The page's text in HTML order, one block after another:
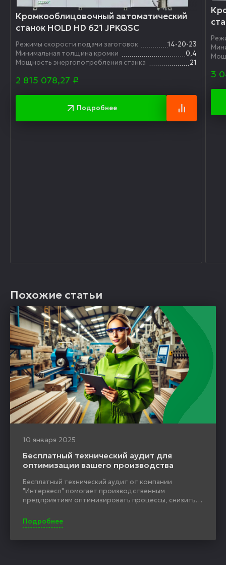
Кромкооблицовочный автоматический
станок HOLD HD 621 JPKQSC
Режимы скорости подачи заготовок
14-20-23
Минимальная толщина кромки
0,4
Мощность энергопотребления станка
21
2 815 078,27 ₽
Подробнее
3
Похожие статьи
10 января 2025
Бесплатный технический аудит для
оптимизации вашего производства
Бесплатный технический аудит от компании
"Интервесп" помогает производственным
предприятиям оптимизировать процессы, снизить
Эксперты анализируют состояние оборудования,
выявляют узкие места и предлагают решения для
Подробнее